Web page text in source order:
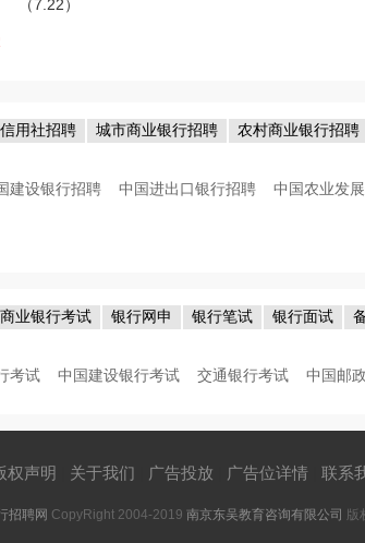
（7.22）
用社招聘 城市商业银行招聘 农村商业银行招聘
建设银行招聘 中国进出口银行招聘 中国农业发
业银行考试 银行网申 银行笔试 银行面试
考试 中国建设银行考试 交通银行考试 中国邮
权声明 关于我们 广告投放 广告位详情 联系
招聘网 CopyRight 2004-2019 南京东吴教育咨询有限公司 版